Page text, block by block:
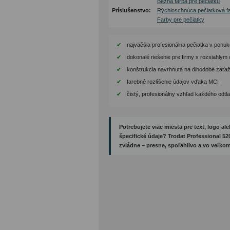
Príslušenstvo:
Rýchloschnúca pečiatková
Farby pre pečiatky
najväčšia profesionálna pečiatka v
dokonalé riešenie pre firmy s rozsiahlym
konštrukcia navrhnutá na dlhodobé
farebné rozlíšenie údajov vďaka MCI
čistý, profesionálny vzhľad každého
Potrebujete viac miesta pre text, logo
špecifické údaje? Trodat Professional
zvládne – presne, spoľahlivo a vo